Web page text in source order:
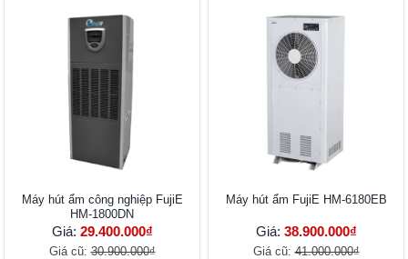
Máy hút ẩm công nghiệp FujiE
HM-1800DN
Giá: 29.400.000₫
Giá cũ:30.900.000₫
Máy hút ẩm FujiE HM-6180EB
Giá: 38.900.000₫
Giá cũ:41.000.000₫